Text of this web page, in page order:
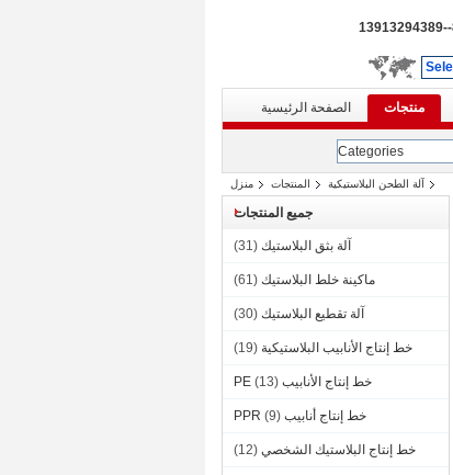
الصفحة الرئيسية منتجات
Categories
منزل المنتجات آلة الطحن البلاستيكية
جميع المنتجات
آلة بثق البلاستيك (31)
ماكينة خلط البلاستيك (61)
آلة تقطيع البلاستيك (30)
خط إنتاج الأنابيب البلاستيكية (19)
خط إنتاج الأنابيب PE (13)
خط إنتاج أنابيب PPR (9)
خط إنتاج البلاستيك الشخصي (12)